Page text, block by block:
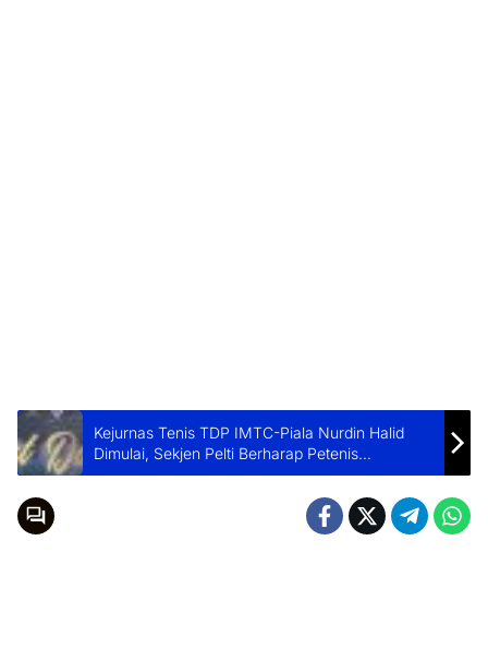
Kejurnas Tenis TDP IMTC-Piala Nurdin Halid
Dimulai, Sekjen Pelti Berharap Petenis
Tingkatkan Prestasi